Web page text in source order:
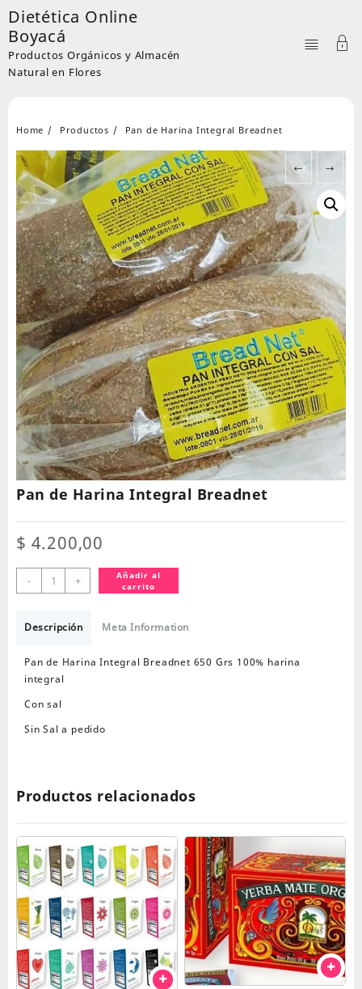
Skip
to
content
Dietética Online
Boyacá
Productos Orgánicos y Almacén
Natural en Flores
Home Productos Pan de Harina Integral Breadnet
← →
Pan de Harina Integral Breadnet
$ 4.200,00
-
Pan
de
Integral
cantidad
+
Añadir al
carrito
Descripción Meta Information
Pan de Harina Integral Breadnet 650 Grs 100% harina
integral
Con sal
Sin Sal a pedido
Productos relacionados